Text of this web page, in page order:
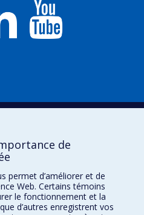
de
permet d’améliorer et de
Web. Certains témoins
le fonctionnement et la
d’autres enregistrent vos